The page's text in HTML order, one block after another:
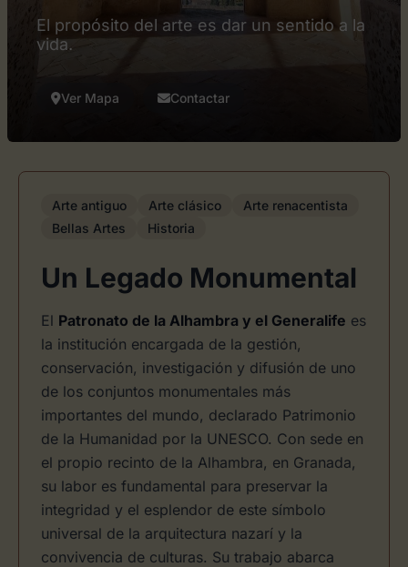
El propósito del arte es dar un sentido a la
vida.
Ver Mapa Contactar
Arte antiguo Arte clásico
Arte renacentista
Bellas Artes
Historia
Un Legado Monumental
El Patronato de la Alhambra y el Generalife es
la institución encargada de la gestión,
conservación, investigación y difusión de uno
de los conjuntos monumentales más
importantes del mundo, declarado Patrimonio
de la Humanidad por la UNESCO. Con sede en
el propio recinto de la Alhambra, en Granada,
su labor es fundamental para preservar la
integridad y el esplendor de este símbolo
universal de la arquitectura nazarí y la
convivencia de culturas. Su trabajo abarca